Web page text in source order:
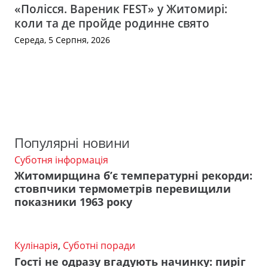
«Полісся. Вареник FEST» у Житомирі:
коли та де пройде родинне свято
Середа, 5 Серпня, 2026
Популярні новини
Суботня інформація
Житомирщина б’є температурні рекорди:
стовпчики термометрів перевищили
показники 1963 року
Кулінарія, Суботні поради
Гості не одразу вгадують начинку: пиріг